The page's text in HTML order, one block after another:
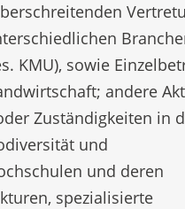
KMU), sowie
andere
Zuständigkeiten in
und
und deren
spezialisierte